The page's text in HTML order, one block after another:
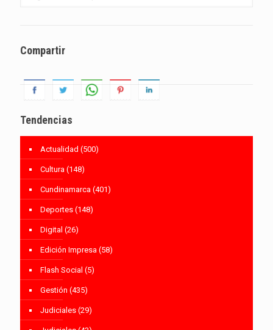
Compartir
Tendencias
Actualidad (500)
Cultura (148)
Cundinamarca (401)
Deportes (148)
Digital (26)
Edición Impresa (58)
Flash Social (5)
Gestión (435)
Judiciales (29)